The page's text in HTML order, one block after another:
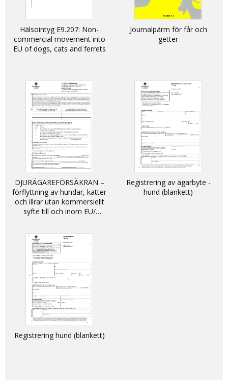
Hälsointyg E9.207: Non-
commercial movement into
EU of dogs, cats and ferrets
Journalpärm för får och
getter
DJURÄGAREFÖRSÄKRAN –
förflyttning av hundar, katter
och illrar utan kommersiellt
syfte till och inom EU/
dogs, cats and ferrets into
and within the EU
Registrering av ägarbyte -
hund (blankett)
Registrering hund (blankett)